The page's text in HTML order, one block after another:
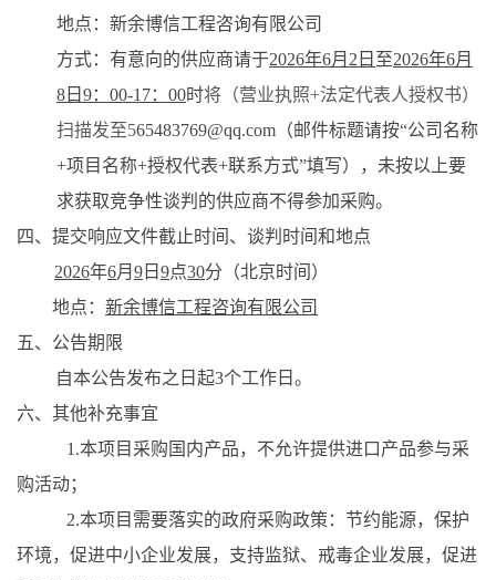
地点： 新余博信工程咨询有限公司
方式： 有意向的供应商请于2026年6月 2 日 至2026年6月
8日9：00-17：00时将 （营业执照+法定代表人授权书）
扫描发至565483769@qq.com （邮件标题请按“公司名称
+项目名称+授权代表+联系方式”填写），未按以上要
求获取竞争性谈判 的供应商不得参加采购。
四、提交响应文件截止时间、 谈判 时间和地点
2026年6月 9 日 9点30分（北京时间）
地点： 新余博信工程咨询有限公司
五、 公告期限
自本公告发布之日起3个工作日 。
六、其他补充事宜
1.本项目采购国内产品，不允许提供进口产品参与采
购活动；
2.本项目需要落实的政府采购政策：节约能源，保护
环境，促进中小企业发展，支持监狱、戒毒企业发展，促进